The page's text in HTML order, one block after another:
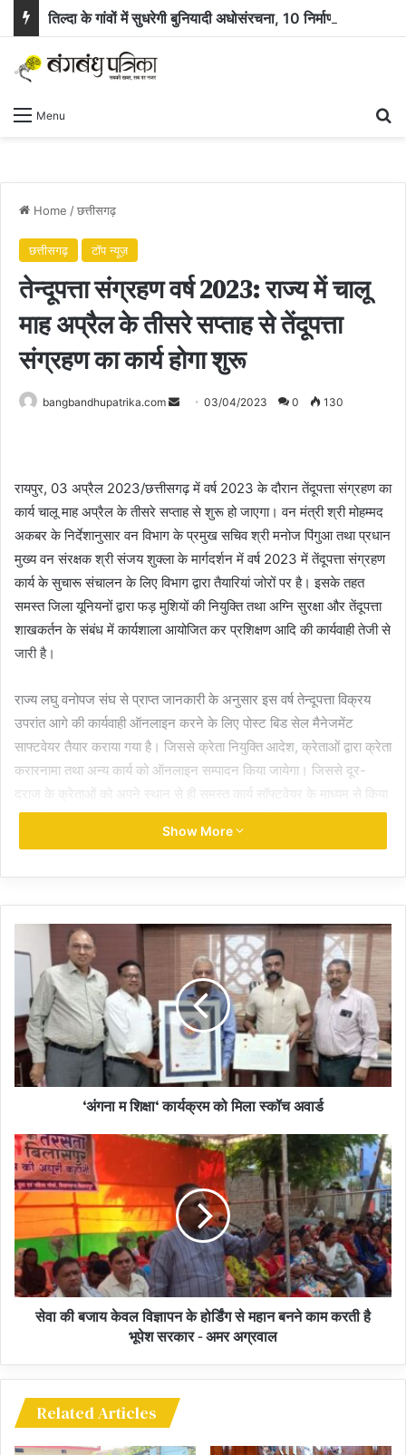
Menu
Home /छत्तीसगढ़
छत्तीसगढ़ टॉप न्यूज़
तेन्दूपत्ता संग्रहण वर्ष 2023: राज्य में चालू
माह अप्रैल के तीसरे सप्ताह से तेंदूपत्ता
संग्रहण का कार्य होगा शुरू
bangbandhupatrika.com
Send03/04/2023 0 130
रायपुर, 03 अप्रैल 2023/छत्तीसगढ़ में वर्ष 2023 के दौरान तेंदूपत्ता संग्रहण का
कार्य चालू माह अप्रैल के तीसरे सप्ताह से शुरू हो जाएगा। वन मंत्री श्री मोहम्मद
अकबर के निर्देशानुसार वन विभाग के प्रमुख सचिव श्री मनोज पिंगुआ तथा प्रधान
मुख्य वन संरक्षक श्री संजय शुक्ला के मार्गदर्शन में वर्ष 2023 में तेंदूपत्ता संग्रहण
कार्य के सुचारू संचालन के लिए विभाग द्वारा तैयारियां जोरों पर है। इसके तहत
समस्त जिला यूनियनों द्वारा फड़ मुशियों की नियुक्ति तथा अग्नि सुरक्षा और तेंदूपत्ता
शाखकर्तन के संबंध में कार्यशाला आयोजित कर प्रशिक्षण आदि की कार्यवाही तेजी से
जारी है।
राज्य लघु वनोपज संघ से प्राप्त जानकारी के अनुसार इस वर्ष तेन्दूपत्ता विक्रय
उपरांत आगे की कार्यवाही ऑनलाइन करने के लिए पोस्ट बिड सेल मैनेजमेंट
साफ्टवेयर तैयार कराया गया है। जिससे क्रेता नियुक्ति आदेश, क्रेताओं द्वारा क्रेता
करारनामा तथा अन्य कार्य को ऑनलाइन सम्पादन किया जायेगा। जिससे दूर-
दराज के क्रेताओं को अपने स्थान से ही समस्त कार्य सॉफ्टवेयर के माध्यम से किया
जा सकेगा। लघु वनोपज संघ द्वारा तेंदूपत्ते का संग्रहण से पूर्व उसके गुणवत्ता का
विशेष ध्यान रखा जाएगा ताकि संग्राहक उच्च गुणवत्ता का तेन्दूपत्ता का संग्रहण
उल्लेखनीय है कि राज्य सरकार द्वारा वर्ष 2019 से तेन्दूपत्ता संग्रहण दर 2500
रूपए प्रति मानक बोरा से बढ़ाकर 4000 रूपए प्रति मानक बोरा निर्धारित किया
गया है। छत्तीसगढ़ राज्य में वर्ष 2023 में संग्रहित होने वाले 902 प्राथमिक
वनापेज सहकारी समितियों के 954 लाटों की अधिसूचित मात्रा 16.72 लाख
मानक बोरा तेन्दूपत्ता के अग्रिम विक्रय हेतु विभिन्न तिथियों में आनलाइन निविदाएं
आमंत्रित की गई थी।
Tendupatta collection year 2023: Tendupatta
collection will start in the state from the third
तेन्दूपत्ता संग्रहण वर्ष 2023: प्रथम तथा द्वितीय निविदा में 68
प्रतिशत मात्रा का विक्रय 7199 रूपए प्रति मानक बोरा की औसत
दर से 822 करोड़ रूपए में
Show More
‘अंगना म शिक्षा‘ कार्यक्रम को मिला स्कॉच अवार्ड
सेवा की बजाय केवल विज्ञापन के होर्डिंग से महान बनने काम करती है
भूपेश सरकार - अमर अग्रवाल
Related Articles